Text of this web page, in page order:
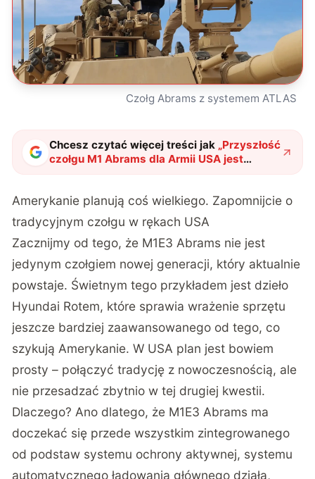
Czołg Abrams z systemem ATLAS
Chcesz czytać więcej treści jak „Przyszłość
czołgu M1 Abrams dla Armii USA jest
obiecująca, ale nie usłana różami"?
Amerykanie planują coś wielkiego. Zapomnijcie o
tradycyjnym czołgu w rękach USA
Zacznijmy od tego, że M1E3 Abrams nie jest
jedynym czołgiem nowej generacji, który aktualnie
powstaje. Świetnym tego przykładem jest dzieło
Hyundai Rotem, które sprawia wrażenie sprzętu
jeszcze bardziej zaawansowanego od tego, co
szykują Amerykanie. W USA plan jest bowiem
prosty – połączyć tradycję z nowoczesnością, ale
nie przesadzać zbytnio w tej drugiej kwestii.
Dlaczego? Ano dlatego, że M1E3 Abrams ma
doczekać się przede wszystkim zintegrowanego
od podstaw systemu ochrony aktywnej, systemu
automatycznego ładowania głównego działa,